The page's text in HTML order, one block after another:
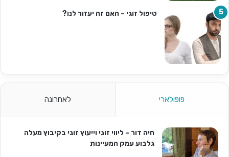
טיפול זוגי – האם זה יעזור לנו?
פופולארי לאחרונה
חיה דור – ליווי זוגי וייעוץ זוגי בקיבוץ מעלה
גלבוע עמק המעיינות